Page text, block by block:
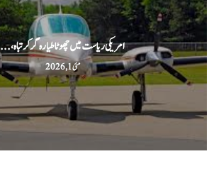
امریکی ریاست میں چھوٹا طیارہ گر کر تباہ،...
مئی 1, 2026